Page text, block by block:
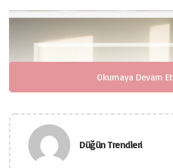
Okumaya Devam Et
Düğün Trendleri